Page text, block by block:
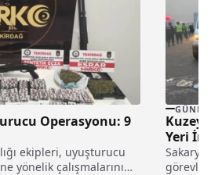
Operasyonu: 9
ekipleri, uyuşturucu
yönelik çalışmalarını
Kuzey
Yeri
Sakarya